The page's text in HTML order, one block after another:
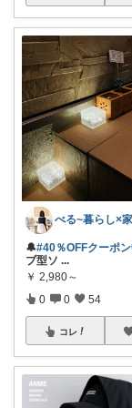
🔔#40％OFFクーポ
ブ型ソ ...
￥ 2,980～
0 0 54
コレ